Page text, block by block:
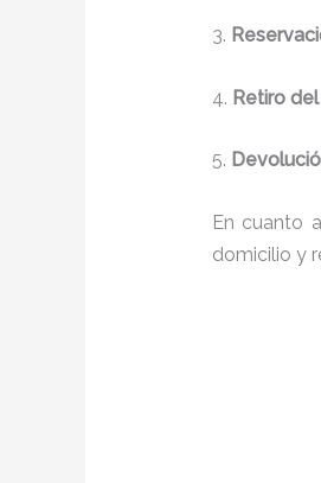
3.
4. Retiro
5.
En cuanto
domicilio y